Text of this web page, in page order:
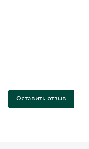
Оставить отзыв